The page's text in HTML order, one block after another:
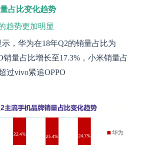
占比变化趋势
趋势更加明显
，华为在18年Q2的销量占比为
销量占比增长至17.3%，小米销量占
过vivo紧追OPPO